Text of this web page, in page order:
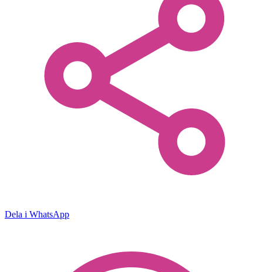
Dela i WhatsApp